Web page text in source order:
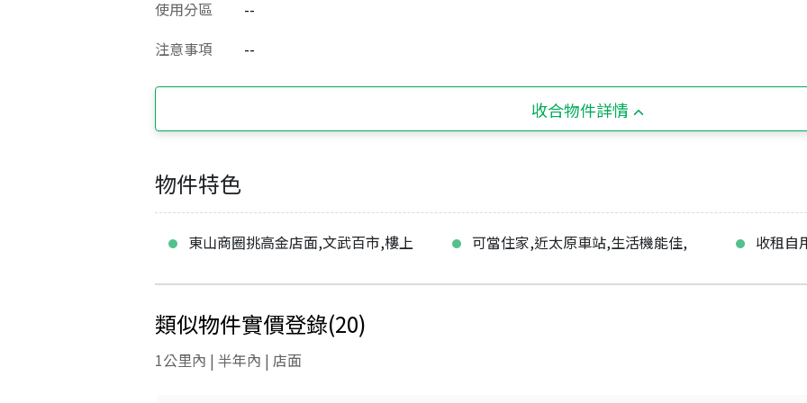
使用分區
--
注意事項
--
收合物件詳情
物件特色
東山商圈挑高金店面,文武百市,樓上 可當住家,近太原車站,生活機能佳, 收租自
類似物件實價登錄(20)
1公里內 | 半年內 | 店面